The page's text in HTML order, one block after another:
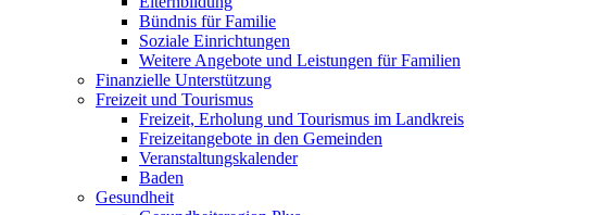
Bündnis für Familie
Soziale Einrichtungen
Weitere Angebote und Leistungen für Familien
Finanzielle Unterstützung
Freizeit und Tourismus
Freizeit, Erholung und Tourismus im Landkreis
Freizeitangebote in den Gemeinden
Veranstaltungskalender
Baden
Gesundheit